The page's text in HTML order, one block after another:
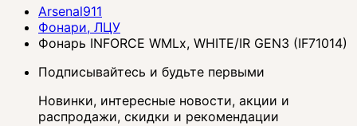
Arsenal911
Фонари, ЛЦУ
Фонарь INFORCE WMLx, WHITE/IR GEN3 (IF71014)
Подписывайтесь и будьте первыми
Новинки, интересные новости, акции и
распродажи, скидки и рекомендации